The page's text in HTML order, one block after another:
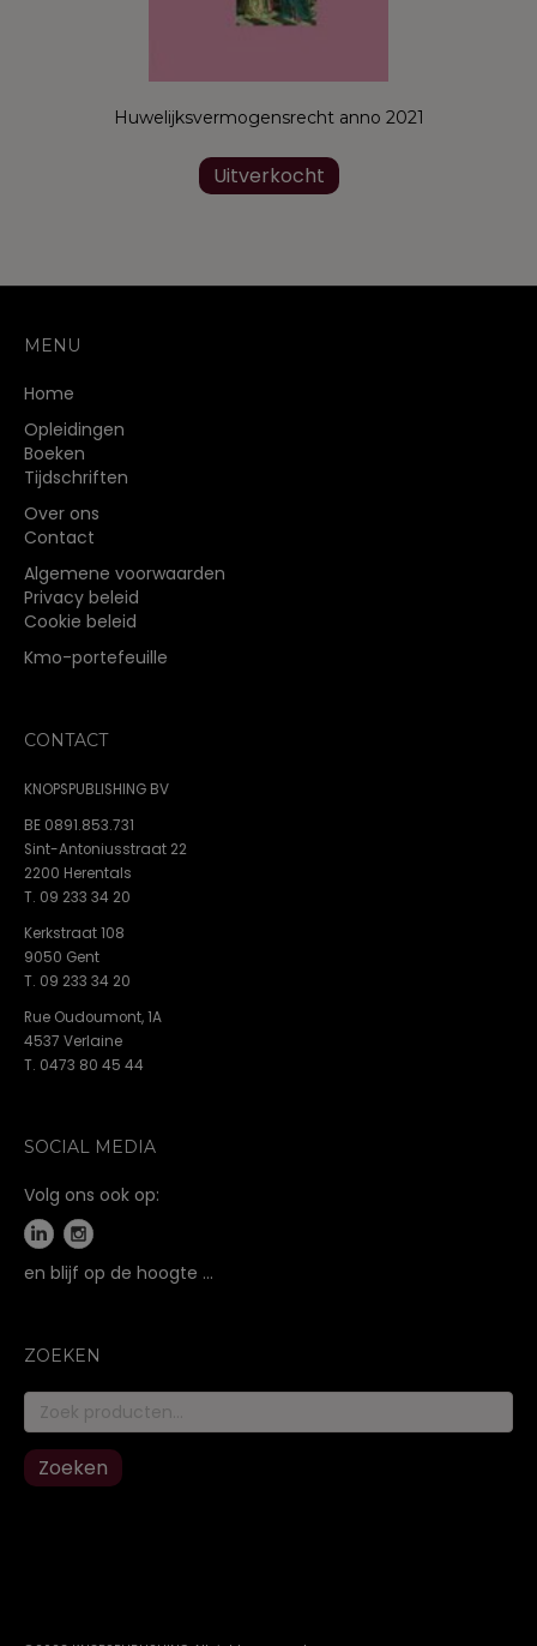
Huwelijksvermogensrecht anno 2021
Uitverkocht
MENU
Home
Opleidingen
Boeken
Tijdschriften
Over ons
Contact
Algemene voorwaarden
Privacy beleid
Cookie beleid
Kmo-portefeuille
CONTACT
KNOPSPUBLISHING BV
BE 0891.853.731
Sint-Antoniusstraat 22
2200 Herentals
T. 09 233 34 20
Kerkstraat 108
9050 Gent
T. 09 233 34 20
Rue Oudoumont, 1A
4537 Verlaine
T. 0473 80 45 44
SOCIAL MEDIA
Volg ons ook op:
en blijf op de hoogte …
ZOEKEN
Zoeken
naar:
Zoeken